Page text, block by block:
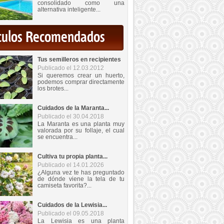
consolidado como una
alternativa inteligente...
Recomendados
Tus semilleros en recipientes
Publicado el 12.03.2012
Si queremos crear un huerto,
podemos comprar directamente
los brotes...
Cuidados de la Maranta...
Publicado el 30.04.2018
La Maranta es una planta muy
valorada por su follaje, el cual
se encuentra...
Cultiva tu propia planta...
Publicado el 14.01.2026
¿Alguna vez te has preguntado
de dónde viene la tela de tu
camiseta favorita?...
Cuidados de la Lewisia...
Publicado el 09.05.2018
La Lewisia es una planta